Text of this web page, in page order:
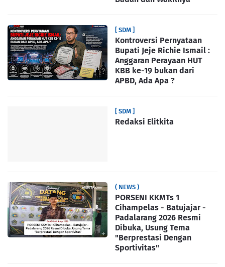
[ SDM ]
Kontroversi Pernyataan
Bupati Jeje Richie Ismail :
Anggaran Perayaan HUT
KBB ke-19 bukan dari
APBD, Ada Apa ?
[ SDM ]
Redaksi Elitkita
( NEWS )
PORSENI KKMTs 1
Cihampelas - Batujajar -
Padalarang 2026 Resmi
Dibuka, Usung Tema
"Berprestasi Dengan
Sportivitas"